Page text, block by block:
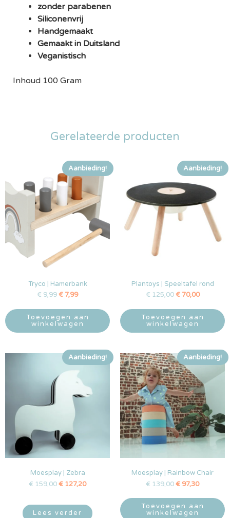
zonder parabenen
Siliconenvrij
Handgemaakt
Gemaakt in Duitsland
Veganistisch
Inhoud 100 Gram
Gerelateerde producten
Aanbieding!
Tryco | Hamerbank
€ 9,99€ 7,99
Toevoegen aan
winkelwagen
Aanbieding!
Plantoys | Speeltafel rond
€ 125,00 €70,00
Toevoegen aan
winkelwagen
Aanbieding!
Moesplay | Zebra
€ 159,00€ 127,20
Lees verder
Aanbieding!
Moesplay | Rainbow Chair
€ 139,00€ 97,30
Toevoegen aan
winkelwagen